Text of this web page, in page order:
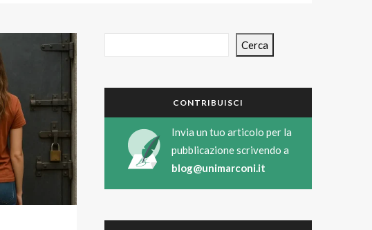
Cerca
CONTRIBUISCI
Invia un tuo articolo per la
pubblicazione scrivendo a
blog@unimarconi.it